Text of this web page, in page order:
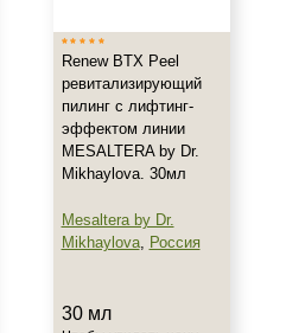
Renew BTX Peel
ревитализирующий
пилинг с лифтинг-
эффектом линии
MESALTERA by Dr.
Mikhaylova. 30мл
Mesaltera by Dr.
Mikhaylova, Россия
30 мл